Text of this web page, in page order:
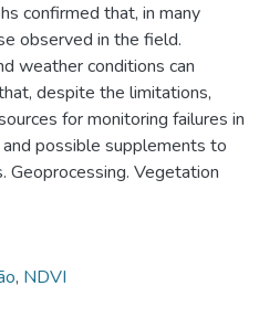
confirmed that, in many
observed in the field.
weather conditions can
despite the limitations,
for monitoring failures in
possible supplements to
Geoprocessing. Vegetation
, NDVI